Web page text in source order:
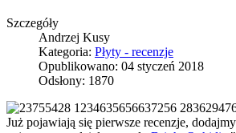
Szczegóły
Andrzej Kusy
Kategoria: Płyty - recenzje
Opublikowano: 04 styczeń 2018
Odsłony: 1870
Już pojawiają się pierwsze recenzje,